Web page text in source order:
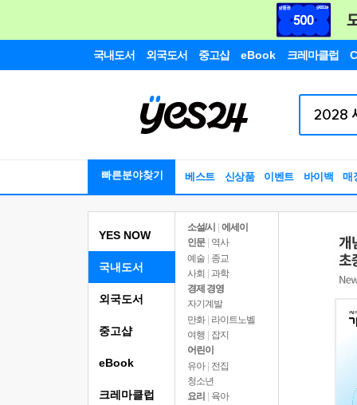
국내도서 외국도서 중고샵 eBook 크레마클럽
빠른분야찾기 베스트 신상품 이벤트 바이백 매
YES NOW
국내도서
소설/시
에세이
인문
역사
예술 | 종교
사회 | 과학
경제 경영
자기계발
만화 | 라이트노벨
여행
잡지
어린이
유아 | 전집
청소년
요리
육아
외국도서
중고샵
eBook
크레마클럽